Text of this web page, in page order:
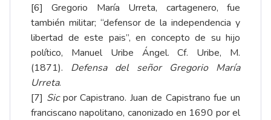
[6] Gregorio María Urreta, cartagenero, fue
también militar; “defensor de la independencia y
libertad de este pais”, en concepto de su hijo
político, Manuel Uribe Ángel. Cf. Uribe, M.
(1871). Defensa del señor Gregorio María
Urreta.
[7] Sicpor Capistrano. Juan de Capistrano fue un
franciscano napolitano, canonizado en 1690 por el